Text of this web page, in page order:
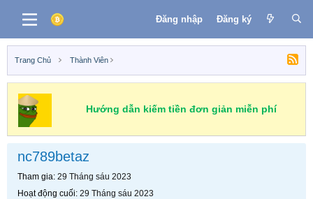
Đăng nhập Đăng ký
Trang Chủ Thành Viên
Hướng dẫn kiếm tiền đơn giản miễn phí
nc789betaz
Tham gia 29 Tháng sáu 2023
Hoạt động cuối 29 Tháng sáu 2023